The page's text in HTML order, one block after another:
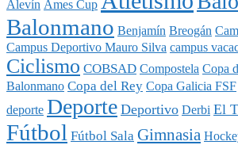
Alevín Ames Cup
Balonmano Benjamín Breogán
Campus Deportivo Mauro Silva campus
Ciclismo COBSAD Compostela Copa
Balonmano Copa del Rey Copa Galicia FSF
deporte Deporte Deportivo Derbi El
Fútbol Fútbol Sala Gimnasia